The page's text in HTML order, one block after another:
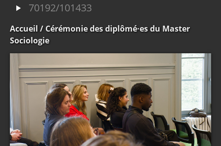
70192/101433
Accueil / Cérémonie des diplômé·es du Master
Sociologie